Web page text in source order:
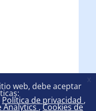
web, debe aceptar
Política de privacidad
Analytics Cookies de
x